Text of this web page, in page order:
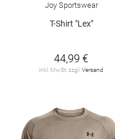
Joy Sportswear
T-Shirt "Lex"
44,99 €
inkl. MwSt. zzgl. Versand